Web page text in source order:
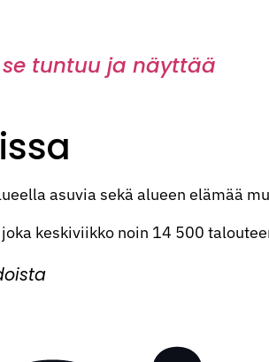
tuntuu ja näyttää
asuvia sekä alueen elämää
keskiviikko noin 14 500